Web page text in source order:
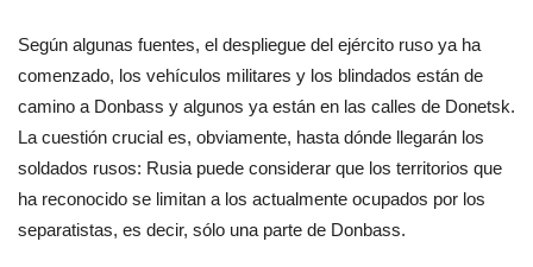
Según algunas fuentes, el despliegue del ejército ruso ya ha
comenzado, los vehículos militares y los blindados están de
camino a Donbass y algunos ya están en las calles de Donetsk.
La cuestión crucial es, obviamente, hasta dónde llegarán los
soldados rusos: Rusia puede considerar que los territorios que
ha reconocido se limitan a los actualmente ocupados por los
separatistas, es decir, sólo una parte de Donbass.